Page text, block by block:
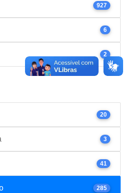
927
6
2
20
3
41
285